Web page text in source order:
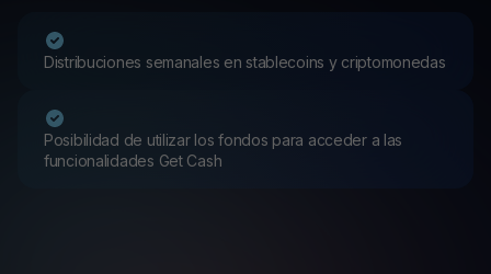
Distribuciones semanales en stablecoins y criptomonedas
Posibilidad de utilizar los fondos para acceder a las
funcionalidades Get Cash